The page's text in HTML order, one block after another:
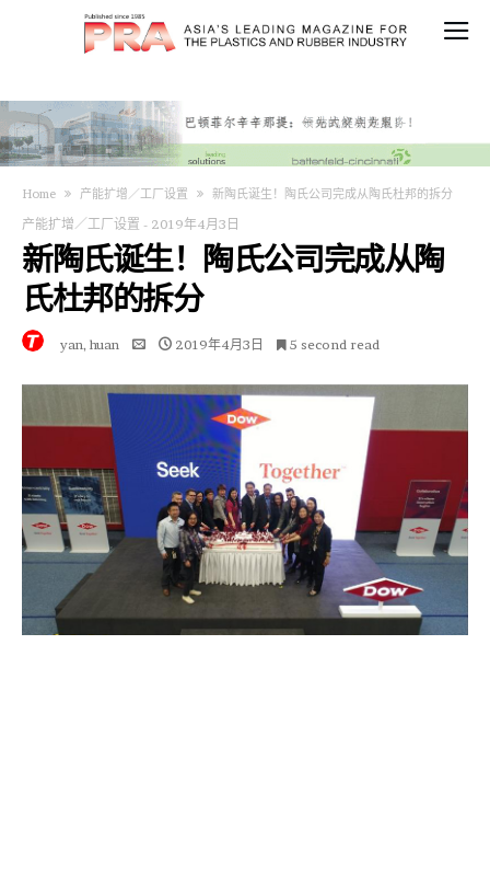
Home 产能扩增／工厂设置 新陶氏诞生！陶氏公司完成从陶氏杜邦的拆分
产能扩增／工厂设置 - 2019年4月3日
新陶氏诞生！陶氏公司完成从陶
氏杜邦的拆分
yan, huan 2019年4月3日 5 second read